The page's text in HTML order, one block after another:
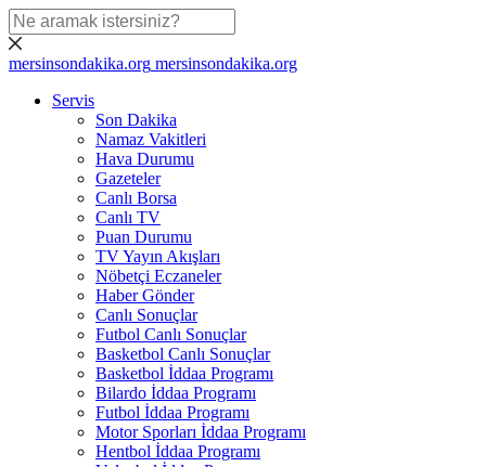
mersinsondakika.org mersinsondakika.org
Servis
Son Dakika
Namaz Vakitleri
Hava Durumu
Gazeteler
Canlı Borsa
Canlı TV
Puan Durumu
TV Yayın Akışları
Nöbetçi Eczaneler
Haber Gönder
Canlı Sonuçlar
Futbol Canlı Sonuçlar
Basketbol Canlı Sonuçlar
Basketbol İddaa Programı
Bilardo İddaa Programı
Futbol İddaa Programı
Motor Sporları İddaa Programı
Hentbol İddaa Programı